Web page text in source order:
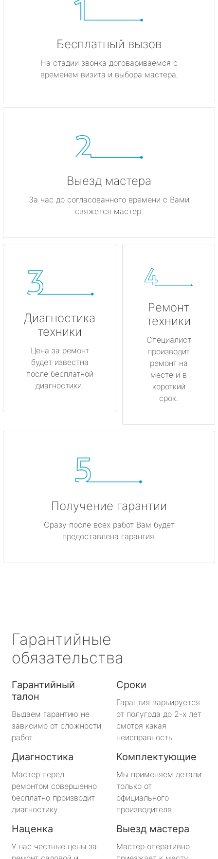
Бесплатный вызов
На стадии звонка договариваемся с
временем визита и выбора мастера.
Выезд мастера
За час до согласованного времени с Вами
свяжется мастер.
Диагностика
техники
Цена за ремонт
будет известна
после бесплатной
диагностики.
Ремонт
техники
Специалист
производит
ремонт на
месте и в
короткий
срок.
Получение гарантии
Сразу после всех работ Вам будет
предоставлена гарантия.
Гарантийные
обязательства
Гарантийный
талон
Выдаем гарантию не
зависимо от сложности
работ.
Сроки
Гарантия варьируется
от полугода до 2-х лет
смотря какая
неисправность.
Диагностика
Мастер перед
ремонтом совершенно
бесплатно производит
диагностику.
Комплектующие
Мы применяем детали
только от
официального
производителя.
Наценка
У нас честные цены за
Выезд мастера
Мастер оперативно